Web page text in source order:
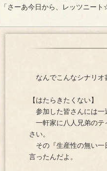
「さーあ今日から、レッツニート
なんでこんなシナリオ
【はたらきたくない】
参加した皆さんには一
一軒家に八人兄弟のテ
さい。
その『生産性の無い一
言ったんだよ。